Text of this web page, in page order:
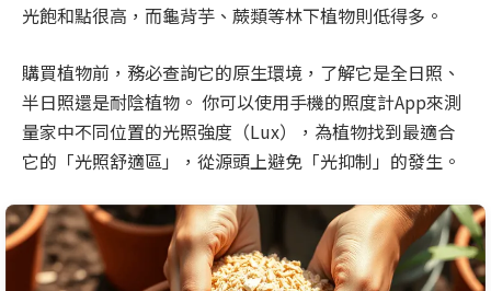
光飽和點很高，而龜背芋、蕨類等林下植物則低得多。
購買植物前，務必查詢它的原生環境，了解它是全日照、
半日照還是耐陰植物。 你可以使用手機的照度計App來測
量家中不同位置的光照強度（Lux），為植物找到最適合
它的「光照舒適區」，從源頭上避免「光抑制」的發生。